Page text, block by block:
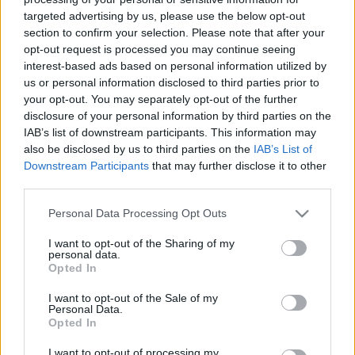
targeted advertising by us, please use the below opt-out
section to confirm your selection. Please note that after your
opt-out request is processed you may continue seeing
interest-based ads based on personal information utilized by
us or personal information disclosed to third parties prior to
your opt-out. You may separately opt-out of the further
disclosure of your personal information by third parties on the
IAB’s list of downstream participants. This information may
also be disclosed by us to third parties on the IAB’s List of
Downstream Participants that may further disclose it to other
Please note that this website/app uses one or more Google
not limited to your visit or usage behaviour. You may click to
grant or deny consent to Google and its third-party tags to
use your data for below specified purposes in below Google
consent section.
Personal Data Processing Opt Outs
I want to opt-out of the Sharing of my
personal data.
Opted In
I want to opt-out of the Sale of my
Personal Data.
Opted In
I want to opt-out of processing my